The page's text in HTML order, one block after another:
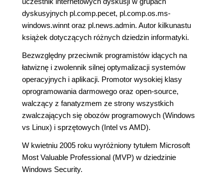
dyskusyjnych pl.comp.pecet, pl.comp.os.ms-
windows.winnt oraz pl.news.admin. Autor kilkunastu
książek dotyczących różnych dziedzin informatyki.
Bezwzględny przeciwnik programistów idących na
łatwiznę i zwolennik silnej optymalizacji systemów
operacyjnych i aplikacji. Promotor wysokiej klasy
oprogramowania darmowego oraz open-source,
walczący z fanatyzmem ze strony wszystkich
zwalczających się obozów programowych (Windows
vs Linux) i sprzętowych (Intel vs AMD).
W kwietniu 2005 roku wyróżniony tytułem Microsoft
Most Valuable Professional (MVP) w dziedzinie
Windows Security.